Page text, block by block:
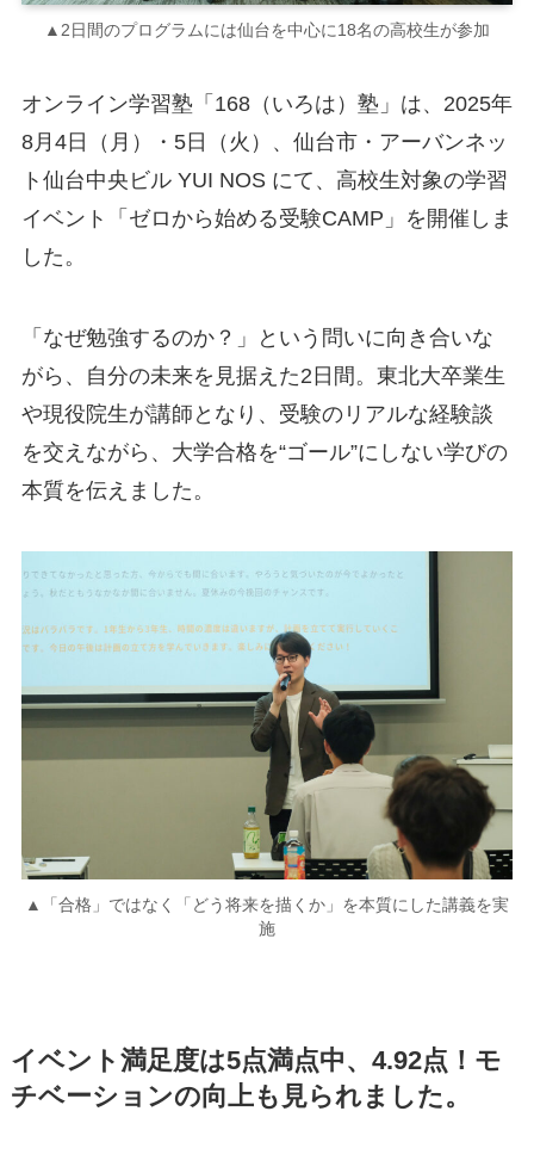
▲2日間のプログラムには仙台を中心に18名の高校生が参加
オンライン学習塾「168（いろは）塾」は、2025年
8月4日（月）・5日（火）、仙台市・アーバンネッ
ト仙台中央ビル YUI NOS にて、高校生対象の学習
イベント「ゼロから始める受験CAMP」を開催しま
した。
「なぜ勉強するのか？」という問いに向き合いな
がら、自分の未来を見据えた2日間。東北大卒業生
や現役院生が講師となり、受験のリアルな経験談
を交えながら、大学合格を“ゴール”にしない学びの
本質を伝えました。
▲「合格」ではなく「どう将来を描くか」を本質にした講義を実
施
イベント満足度は5点満点中、4.92点！モ
チベーションの向上も見られました。